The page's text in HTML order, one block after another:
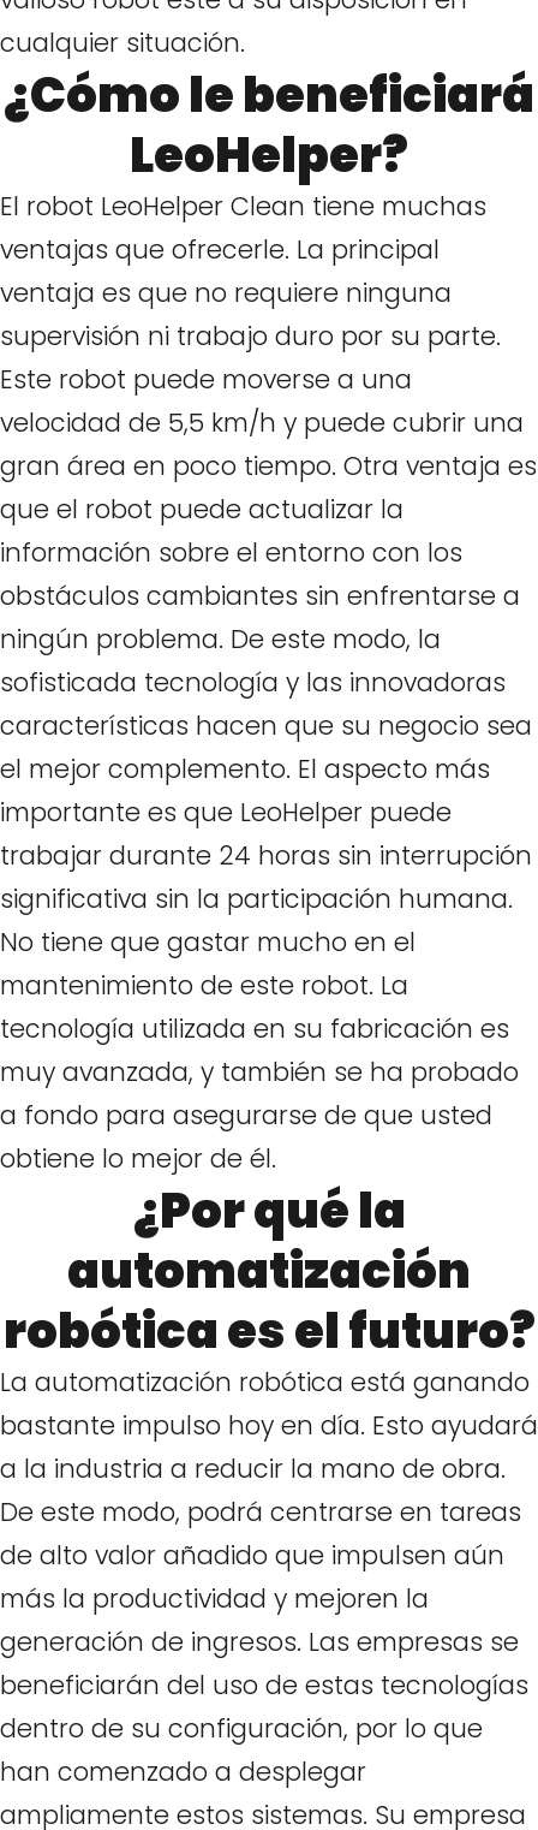
cualquier situación.
¿Cómo le beneficiará
LeoHelper?
El robot LeoHelper Clean tiene muchas
ventajas que ofrecerle. La principal
ventaja es que no requiere ninguna
supervisión ni trabajo duro por su parte.
Este robot puede moverse a una
velocidad de 5,5 km/h y puede cubrir una
gran área en poco tiempo. Otra ventaja es
que el robot puede actualizar la
información sobre el entorno con los
obstáculos cambiantes sin enfrentarse a
ningún problema. De este modo, la
sofisticada tecnología y las innovadoras
características hacen que su negocio sea
el mejor complemento. El aspecto más
importante es que LeoHelper puede
trabajar durante 24 horas sin interrupción
significativa sin la participación humana.
No tiene que gastar mucho en el
mantenimiento de este robot. La
tecnología utilizada en su fabricación es
muy avanzada, y también se ha probado
a fondo para asegurarse de que usted
obtiene lo mejor de él.
¿Por qué la
automatización
robótica es el futuro?
La automatización robótica está ganando
bastante impulso hoy en día. Esto ayudará
a la industria a reducir la mano de obra.
De este modo, podrá centrarse en tareas
de alto valor añadido que impulsen aún
más la productividad y mejoren la
generación de ingresos. Las empresas se
beneficiarán del uso de estas tecnologías
dentro de su configuración, por lo que
han comenzado a desplegar
ampliamente estos sistemas. Su empresa